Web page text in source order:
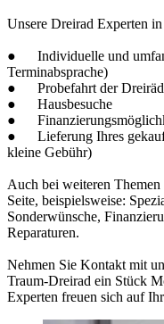
Unsere Dreirad Experten
● Individuelle und
Terminabsprache)
● Probefahrt der
● Hausbesuche
●
● Lieferung Ihres
kleine Gebühr)
Auch bei weiteren
Seite, beispielsweise:
Sonderwünsche,
Reparaturen.
Nehmen Sie Kontakt mit
Traum-Dreirad ein Stück
Experten freuen sich auf